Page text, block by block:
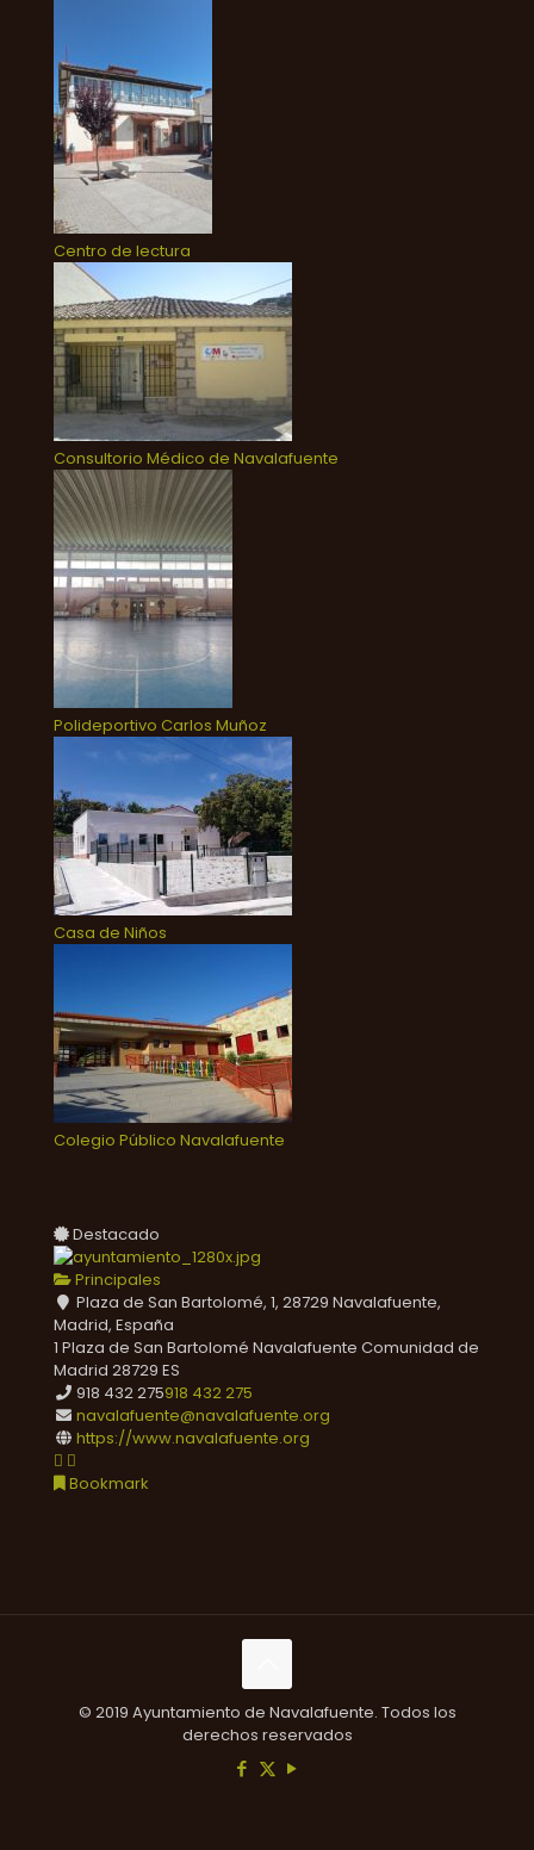
Centro de lectura
Consultorio Médico de Navalafuente
Polideportivo Carlos Muñoz
Casa de Niños
Colegio Público Navalafuente
Destacado
Principales
Plaza de San Bartolomé, 1, 28729 Navalafuente,
Madrid, España
1 Plaza de San Bartolomé Navalafuente Comunidad de
Madrid 28729 ES
918 432 275918 432 275
navalafuente@navalafuente.org
https://www.navalafuente.org
Bookmark
© 2019 Ayuntamiento de Navalafuente. Todos los
derechos reservados